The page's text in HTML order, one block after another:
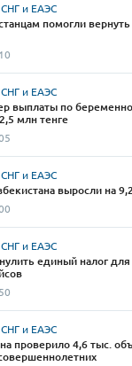
и ЕАЭС
помогли
и ЕАЭС
выплаты по
млн тенге
и ЕАЭС
выросли на
и ЕАЭС
единый налог
и ЕАЭС
проверило 4,6 тыс.